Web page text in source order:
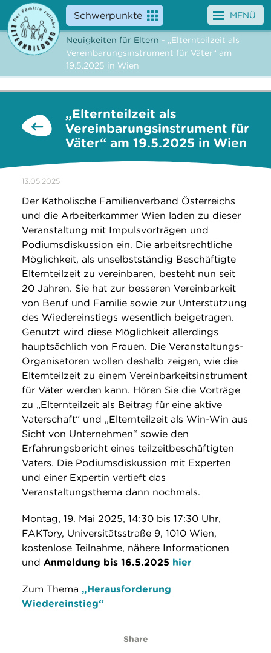
Schwerpunkte
Angebote
Veranstaltungen
Service
Über uns
MENÜ
Neuigkeiten für Eltern - „Elternteilzeit als
Vereinbarungsinstrument für Väter“ am
19.5.2025 in Wien
„Elternteilzeit als
Vereinbarungsinstrument für
Väter“ am 19.5.2025 in Wien
13.05.2025
Der Katholische Familienverband Österreichs
und die Arbeiterkammer Wien laden zu dieser
Veranstaltung mit Impulsvorträgen und
Podiumsdiskussion ein. Die arbeitsrechtliche
Möglichkeit, als unselbstständig Beschäftigte
Elternteilzeit zu vereinbaren, besteht nun seit
20 Jahren. Sie hat zur besseren Vereinbarkeit
von Beruf und Familie sowie zur Unterstützung
des Wiedereinstiegs wesentlich beigetragen.
Genutzt wird diese Möglichkeit allerdings
hauptsächlich von Frauen. Die Veranstaltungs-
Organisatoren wollen deshalb zeigen, wie die
Elternteilzeit zu einem Vereinbarkeitsinstrument
für Väter werden kann. Hören Sie die Vorträge
zu „Elternteilzeit als Beitrag für eine aktive
Vaterschaft“ und „Elternteilzeit als Win-Win aus
Sicht von Unternehmen“ sowie den
Erfahrungsbericht eines teilzeitbeschäftigten
Vaters. Die Podiumsdiskussion mit Experten
und einer Expertin vertieft das
Veranstaltungsthema dann nochmals.
Montag, 19. Mai 2025, 14:30 bis 17:30 Uhr,
FAKTory, Universitätsstraße 9, 1010 Wien,
kostenlose Teilnahme, nähere Informationen
und Anmeldung bis 16.5.2025 hier
Zum Thema „Herausforderung
Wiedereinstieg“
Share